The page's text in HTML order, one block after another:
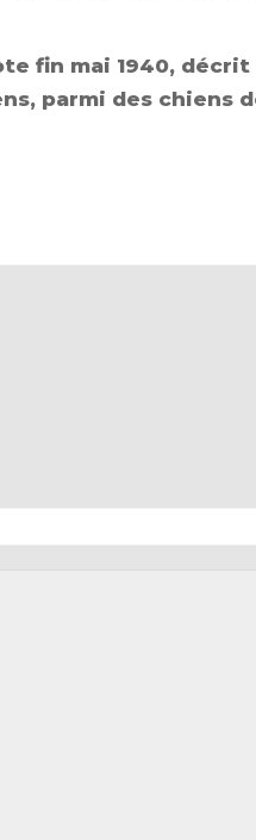
fin mai 1940,
parmi des chiens